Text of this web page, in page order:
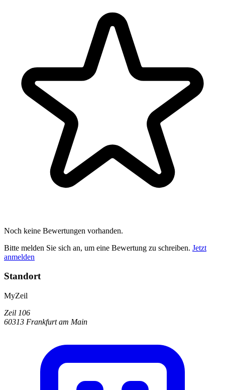
Noch keine Bewertungen vorhanden.
Bitte melden Sie sich an, um eine Bewertung zu schreiben. Jetzt
anmelden
Standort
MyZeil
Zeil 106
60313 Frankfurt am Main